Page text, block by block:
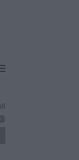
Marittimo